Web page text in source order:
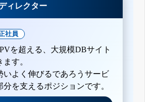
ィレクター
社員
を超える、大規模DBサイト
す。
いよく伸びるであろうサービ
分を支えるポジションです。